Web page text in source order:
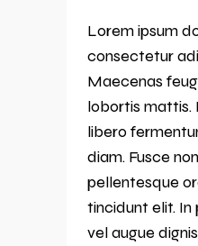
Lorem ipsum
consectetur
Maecenas
lobortis mattis.
libero
diam. Fusce
pellentesque
tincidunt elit.
vel augue